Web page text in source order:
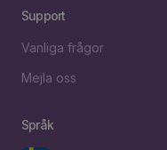
Support
Vanliga frågor
Mejla oss
Språk